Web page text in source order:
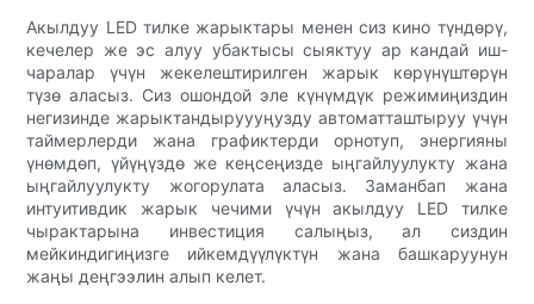
Акылдуу LED тилке жарыктары менен сиз кино түндөрү,
кечелер же эс алуу убактысы сыяктуу ар кандай иш-
чаралар үчүн жекелештирилген жарык көрүнүштөрүн
түзө аласыз. Сиз ошондой эле күнүмдүк режимиңиздин
негизинде жарыктандыруууңузду автоматташтыруу үчүн
таймерлерди жана графиктерди орнотуп, энергияны
үнөмдөп, үйүңүздө же кеңсеңизде ыңгайлуулукту жана
ыңгайлуулукту жогорулата аласыз. Заманбап жана
интуитивдик жарык чечими үчүн акылдуу LED тилке
чырактарына инвестиция салыңыз, ал сиздин
мейкиндигиңизге ийкемдүүлүктүн жана башкаруунун
жаңы деңгээлин алып келет.